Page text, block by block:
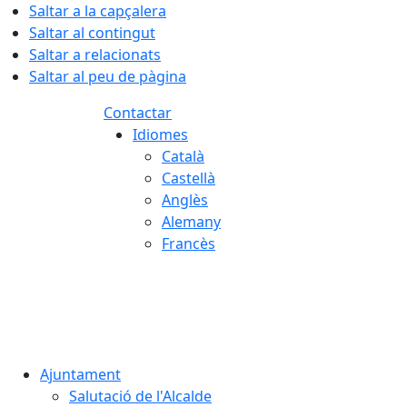
Saltar a la capçalera
Saltar al contingut
Saltar a relacionats
Saltar al peu de pàgina
Contactar
Idiomes
Català
Castellà
Anglès
Alemany
Francès
Ajuntament
Salutació de l'Alcalde